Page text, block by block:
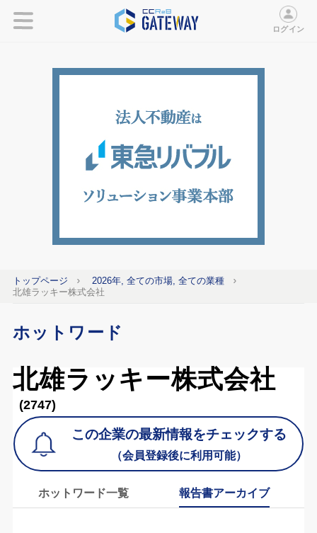
ログイン
トップページ
2026年, 全ての市場, 全ての業種
北雄ラッキー株式会社
ホットワード
北雄ラッキー株式会社
(2747)
この企業の最新情報をチェックする
（会員登録後に利用可能）
ホットワード一覧 報告書アーカイブ